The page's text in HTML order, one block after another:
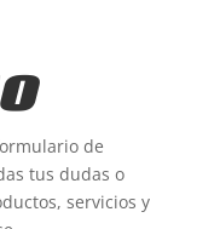
de
tus dudas o
servicios y